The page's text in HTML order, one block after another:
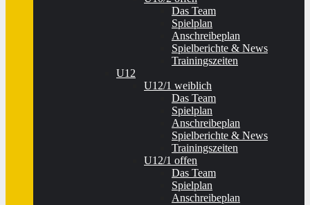
Das Team
Spielplan
Anschreibeplan
Spielberichte & News
Trainingszeiten
U12
U12/1 weiblich
Das Team
Spielplan
Anschreibeplan
Spielberichte & News
Trainingszeiten
U12/1 offen
Das Team
Spielplan
Anschreibeplan